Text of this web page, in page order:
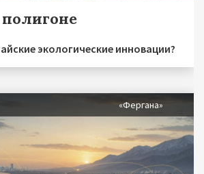
экологические инновации?
«Фергана»